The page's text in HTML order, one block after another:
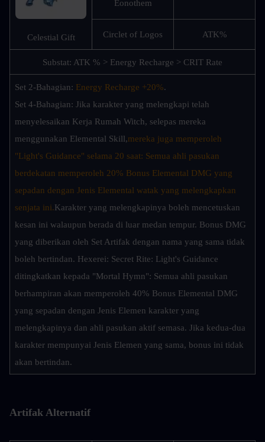
Celestial Gift
Eonothem
Circlet of Logos ATK%
Substat: ATK % > Energy Recharge > CRIT Rate
Set 2-Bahagian: Energy Recharge +20%.
Set 4-Bahagian: Jika karakter yang melengkapi telah
menyelesaikan Kerja Rumah Witch, selepas mereka
menggunakan Elemental Skill,mereka juga memperoleh
"Light's Guidance" selama 20 saat: Semua ahli pasukan
berdekatan memperoleh 20% Bonus Elemental DMG yang
sepadan dengan Jenis Elemental watak yang melengkapkan
senjata ini.Karakter yang melengkapinya boleh mencetuskan
kesan ini walaupun berada di luar medan tempur. Bonus DMG
yang diberikan oleh Set Artifak dengan nama yang sama tidak
boleh bertindan. Hexerei: Secret Rite: Light's Guidance
ditingkatkan kepada "Mortal Hymn": Semua ahli pasukan
berhampiran akan memperoleh 40% Bonus Elemental DMG
yang sepadan dengan Jenis Elemen karakter yang
melengkapinya dan ahli pasukan aktif semasa. Jika kedua-dua
karakter mempunyai Jenis Elemen yang sama, bonus ini tidak
akan bertindan.
Artifak Alternatif